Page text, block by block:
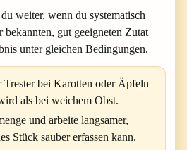
weiter, wenn du systematisch
bekannten, gut geeigneten Zutat
unter gleichen Bedingungen.
Trester bei Karotten oder Äpfeln
als bei weichem Obst.
und arbeite langsamer,
Stück sauber erfassen kann.